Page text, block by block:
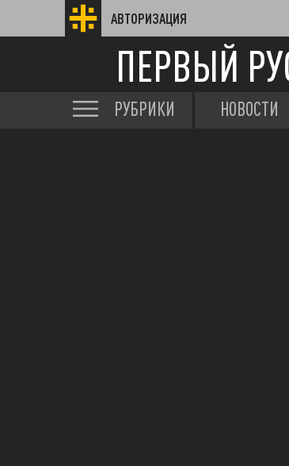
АВТОРИЗАЦИЯ
ПЕРВЫЙ
РУБРИКИ НОВОСТИ